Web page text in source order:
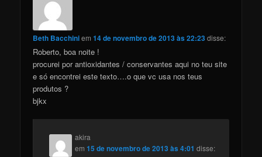
Beth Bacchiniem14 de novembro de 2013 às 22:23disse:
Roberto, boa noite !
procurei por antioxidantes / conservantes aqui no teu site
e só encontrei este texto….o que vc usa nos teus
produtos ?
bjkx
akira
em15 de novembro de 2013 às 4:01 disse: